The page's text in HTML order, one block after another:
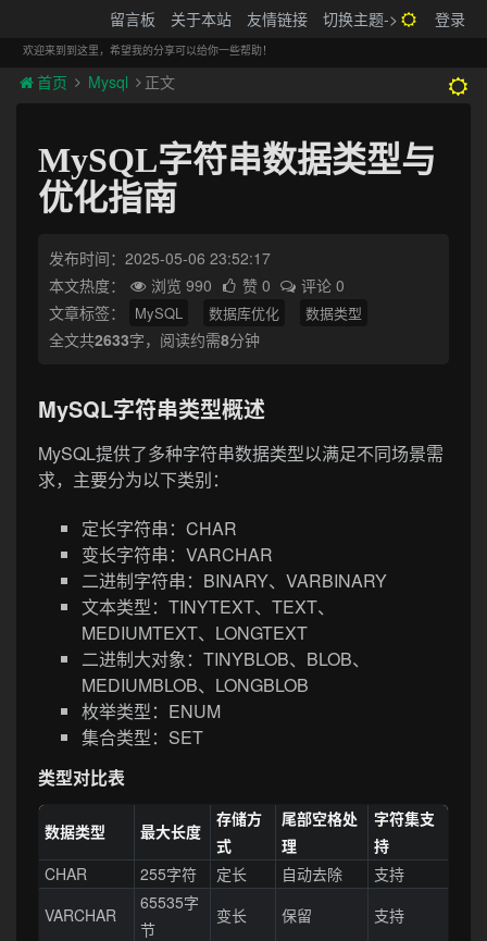
留言板 关于本站 友情链接 切换主题-> 登录
欢迎来到到这里，希望我的分享可以给你一些帮助！
首页 Mysql 正文
MySQL字符串数据类型与
优化指南
发布时间：2025-05-06 23:52:17
本文热度：
浏览 990 赞 0
评论 0
文章标签：
MySQL 数据库优化 数据类型
全文共2633字，阅读约需8分钟
MySQL字符串类型概述
MySQL提供了多种字符串数据类型以满足不同场景需
求，主要分为以下类别：
定长字符串：CHAR
变长字符串：VARCHAR
二进制字符串：BINARY、VARBINARY
文本类型：TINYTEXT、TEXT、
MEDIUMTEXT、LONGTEXT
二进制大对象：TINYBLOB、BLOB、
MEDIUMBLOB、LONGBLOB
枚举类型：ENUM
集合类型：SET
类型对比表
数据类型 最大长度
存储方
式
尾部空格处
理
字符集支
持
CHAR
255字符 定长 自动去除
支持
VARCHAR
65535字
节
变长 保留
支持